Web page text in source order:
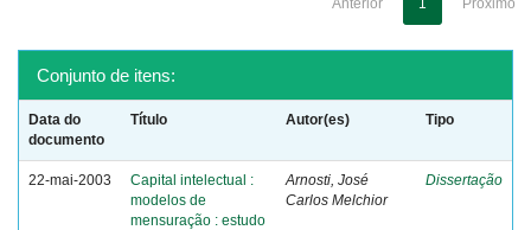
Anterior 1 Próximo
Conjunto de itens:
Data do
documento
Título Autor(es) Tipo
22-mai-2003
Capital intelectual :
modelos de
mensuração : estudo
Arnosti, José
Carlos Melchior
Dissertação